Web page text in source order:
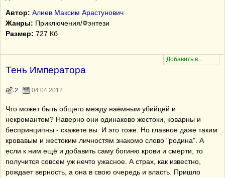
Автор: Алиев Максим Арастунович
Жанры: Приключения/Фэнтези
Размер: 727 Кб
Тень Императора
2 04.04.2012
Что может быть общего между наёмным убийцей и
некромантом? Наверно они одинаково жестоки, коварны и
беспринципны - скажете вы. И это тоже. Но главное даже таким
кровавым и жестоким личностям знакомо слово "родина". А
если к ним ещё и добавить саму богиню крови и смерти, то
получится совсем уж нечто ужасное. А страх, как известно,
рождает верность, а она в свою очередь и власть. Пришло